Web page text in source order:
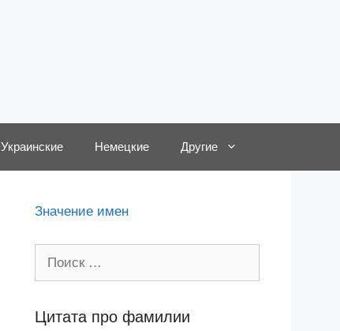
Украинские Немецкие Другие
Значение имен
Цитата про фамилии